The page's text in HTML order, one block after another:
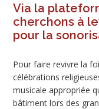
Via la
cherchons à
pour la
Pour faire revivre la
célébrations
musicale appropriée
bâtiment lors des